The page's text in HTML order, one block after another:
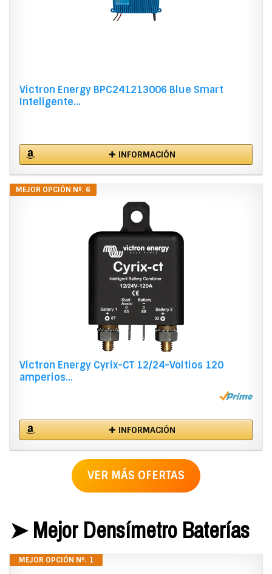
Victron Energy BPC241213006 Blue Smart
Inteligente...
✚ INFORMACIÓN
MEJOR OPCIÓN Nº. 6
Victron Energy Cyrix-CT 12/24-Voltios 120
amperios...
✚ INFORMACIÓN
VER MÁS OFERTAS
➤ Mejor Densímetro Baterías
MEJOR OPCIÓN Nº. 1